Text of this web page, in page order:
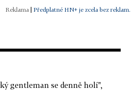
Předplatné HN+ je zcela bez reklam.
gentleman se denně holí",